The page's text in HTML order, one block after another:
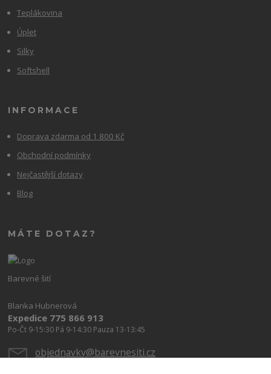
Teplákovina
Úplet
Silky
Softshell
INFORMACE
Doprava zdarma od 1 800 Kč
Obchodní podmínky
Nejčastější dotazy
Blog
MÁTE DOTAZ?
Barevné šití
Blanka Hubnerová
Expedice 775 866 913
Po-Čt 9-15:30 Pá 9-14:30 Pauza 13-13:45
objednavky@barevnesiti.cz